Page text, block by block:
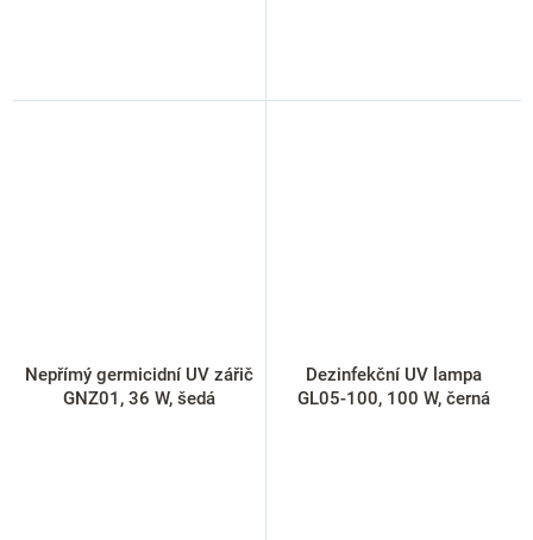
Nepřímý germicidní UV zářič
GNZ01, 36 W, šedá
Dezinfekční UV lampa
GL05-100, 100 W, černá